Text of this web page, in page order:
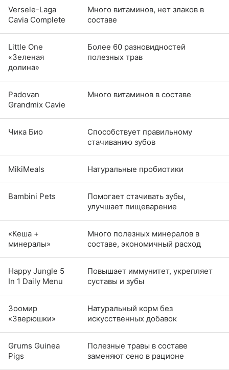
Versele-Laga
Cavia Complete
Много витаминов, нет злаков в
составе
Little One
«Зеленая
долина»
Более 60 разновидностей
полезных трав
Padovan
Grandmix Cavie
Много витаминов в составе
Чика Био
Способствует правильному
стачиванию зубов
MikiMeals Натуральные пробиотики
Bambini Pets
Помогает стачивать зубы,
улучшает пищеварение
«Кеша +
минералы»
Много полезных минералов в
составе, экономичный расход
Happy Jungle 5
In 1 Daily Menu
Повышает иммунитет, укрепляет
суставы и зубы
Зоомир
«Зверюшки»
Натуральный корм без
искусственных добавок
Grums Guinea
Pigs
Полезные травы в составе
заменяют сено в рационе